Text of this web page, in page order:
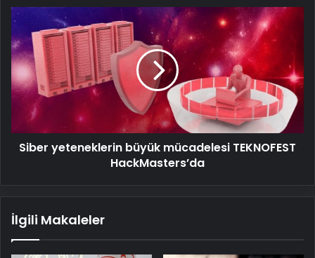
Siber
yeteneklerin
büyük
mücadelesi
TEKNOFEST
HackMasters’da
Siber yeteneklerin büyük mücadelesi TEKNOFEST
HackMasters’da
İlgili Makaleler